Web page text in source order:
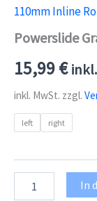
110mm Inline
Powerslide
15,99€
inkl. MwSt. zzgl.
left right
Graphix
In